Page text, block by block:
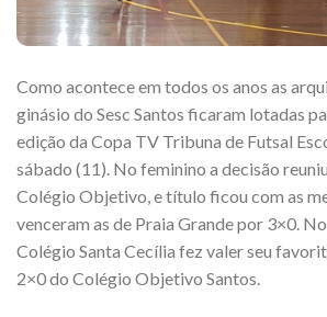
Como acontece em todos os anos as
ginásio do Sesc Santos ficaram lotadas
edição da Copa TV Tribuna de Futsal
sábado (11). No feminino a decisão
Colégio Objetivo, e título ficou com as
venceram as de Praia Grande por 3×0.
Colégio Santa Cecília fez valer seu
2×0 do Colégio Objetivo Santos.